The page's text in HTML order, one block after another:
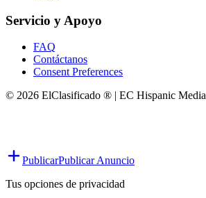
Servicio y Apoyo
FAQ
Contáctanos
Consent Preferences
© 2026 ElClasificado ® | EC Hispanic Media
PublicarPublicar Anuncio
Tus opciones de privacidad